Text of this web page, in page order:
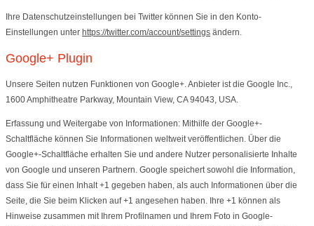
Ihre Datenschutzeinstellungen bei Twitter können Sie in den Konto-
Einstellungen unter https://twitter.com/account/settings ändern.
Google+ Plugin
Unsere Seiten nutzen Funktionen von Google+. Anbieter ist die Google Inc.,
1600 Amphitheatre Parkway, Mountain View, CA 94043, USA.
Erfassung und Weitergabe von Informationen: Mithilfe der Google+-
Schaltfläche können Sie Informationen weltweit veröffentlichen. Über die
Google+-Schaltfläche erhalten Sie und andere Nutzer personalisierte Inhalte
von Google und unseren Partnern. Google speichert sowohl die Information,
dass Sie für einen Inhalt +1 gegeben haben, als auch Informationen über die
Seite, die Sie beim Klicken auf +1 angesehen haben. Ihre +1 können als
Hinweise zusammen mit Ihrem Profilnamen und Ihrem Foto in Google-